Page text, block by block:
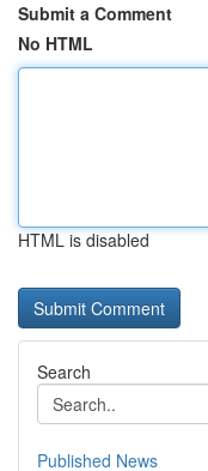
Submit a Comment
No HTML
HTML is disabled
Search
Published News